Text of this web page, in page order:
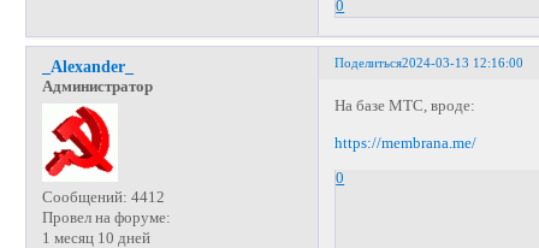
0
Поделиться2024-03-13 12:16:00
_Alexander_
Администратор
Сообщений: 4412
Провел на форуме:
1 месяц 10 дней
На базе МТС, вроде:
https://membrana.me/
0